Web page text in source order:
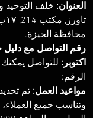
العنوان: خلف التوحيد
محافظة الجيزة.
رقم التواصل مع دليل
اكتوبر: للتواصل
الرقم: ‏‪‏
مواعيد العمل: تم
وتناسب جميع